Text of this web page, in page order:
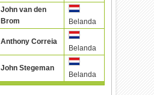
John van den
Brom
Belanda
Anthony Correia
Belanda
John Stegeman
Belanda